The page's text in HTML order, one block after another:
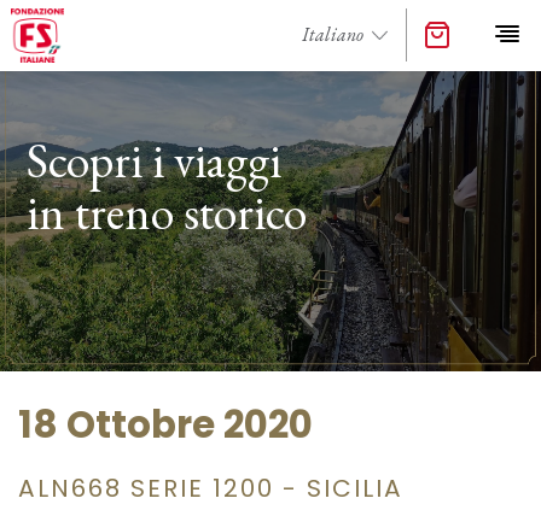
Scopri i viaggi
in treno storico
18 Ottobre 2020
ALN668 SERIE 1200 - SICILIA